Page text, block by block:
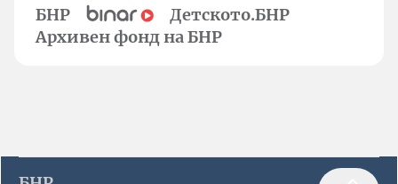
БНР
Детското.БНР
Архивен фонд на БНР